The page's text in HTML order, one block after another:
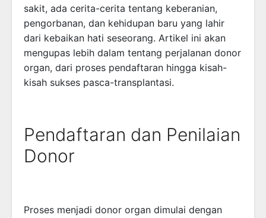
sakit, ada cerita-cerita tentang keberanian,
pengorbanan, dan kehidupan baru yang lahir
dari kebaikan hati seseorang. Artikel ini akan
mengupas lebih dalam tentang perjalanan donor
organ, dari proses pendaftaran hingga kisah-
kisah sukses pasca-transplantasi.
Pendaftaran dan Penilaian
Donor
Proses menjadi donor organ dimulai dengan